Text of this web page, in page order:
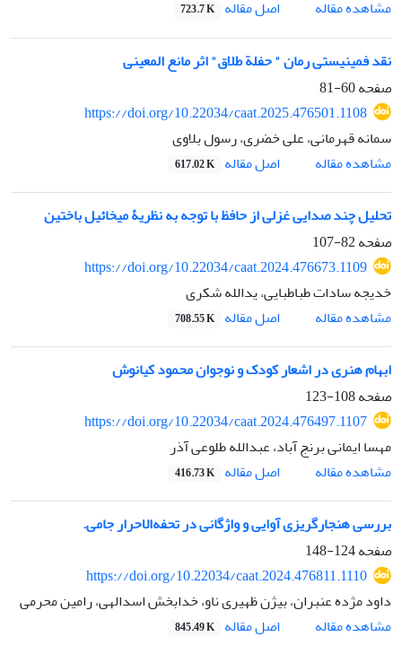
مشاهده مقاله
اصل مقاله 723.7 K
نقد فمینیستی رمان " حفلة طلاق" اثر مانع المعینی
صفحه60-81
https://doi.org/10.22034/caat.2025.476501.1108
سمانه قهرمانی، علی خضری، رسول بلاوی
مشاهده مقاله
اصل مقاله 617.02 K
تحلیل چند صدایی غزلی از حافظ با توجه به نظریۀ میخائیل باختین
صفحه82-107
https://doi.org/10.22034/caat.2024.476673.1109
خدیجه سادات طباطبایی، یدالله شکری
مشاهده مقاله
اصل مقاله 708.55 K
ابهام هنری در اشعار کودک و نوجوان محمود کیانوش
صفحه108-123
https://doi.org/10.22034/caat.2024.476497.1107
مهسا ایمانی برنج آباد، عبدالله طلوعی آذر
مشاهده مقاله
اصل مقاله 416.73 K
بررسی هنجارگریزی‌ آوایی و واژگانی در تحفه‌الاحرار جامی.
صفحه124-148
https://doi.org/10.22034/caat.2024.476811.1110
داود مژده عنبران، بیژن ظهیری ناو، خدابخش اسدالهی، رامین محرمی
مشاهده مقاله
اصل مقاله 845.49 K